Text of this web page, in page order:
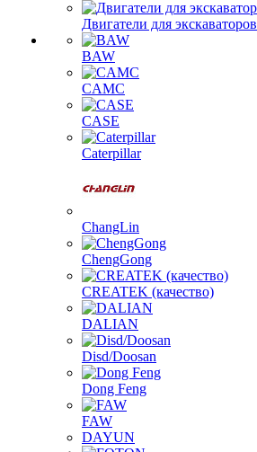
Двигатели для экскаваторов
BAW
CAMC
CASE
Caterpillar
ChangLin
ChengGong
CREATEK (качество)
DALIAN
Disd/Doosan
Dong Feng
FAW
DAYUN